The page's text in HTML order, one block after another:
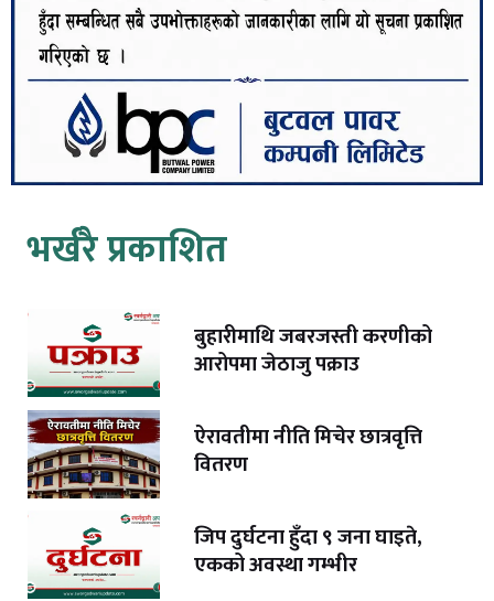
भर्खरै प्रकाशित
बुहारीमाथि जबरजस्ती करणीको
आरोपमा जेठाजु पक्राउ
ऐरावतीमा नीति मिचेर छात्रवृत्ति
वितरण
जिप दुर्घटना हुँदा ९ जना घाइते,
एकको अवस्था गम्भीर